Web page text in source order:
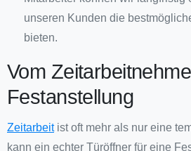
unseren Kunden die
bieten.
Vom
Festanstellung
Zeitarbeitist oft mehr als nur eine
kann ein echter Türöffner für eine